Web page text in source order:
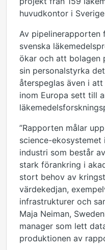
huvudkontor i
Av pipelinerapporten
svenska
ökar och att bolagen
sin personalstyrka
återspeglas även i att
inom Europa sett till
”Rapporten målar
science-ekosystemet
industri som består
stark förankring i
stort behov av
värdekedjan,
infrastrukturer och
Maja Neiman,
manager som lett
produktionen av